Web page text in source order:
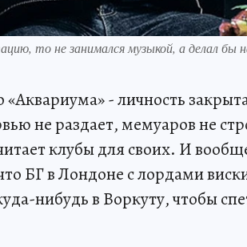
то не занимался музыкой, а делал бы
- личность
не раздает, мемуаров не
клубы для своих. И
БГ в Лондоне с лордами
нибудь в Воркуту, чтобы